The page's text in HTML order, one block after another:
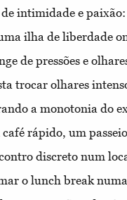
intimidade e
ilha de liberdade
de pressões e
trocar olhares
a monotonia do
rápido, um
discreto num
o lunch break